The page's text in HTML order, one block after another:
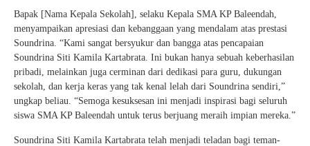
Bapak [Nama Kepala Sekolah], selaku Kepala SMA KP Baleendah,
menyampaikan apresiasi dan kebanggaan yang mendalam atas prestasi
Soundrina. “Kami sangat bersyukur dan bangga atas pencapaian
Soundrina Siti Kamila Kartabrata. Ini bukan hanya sebuah keberhasilan
pribadi, melainkan juga cerminan dari dedikasi para guru, dukungan
sekolah, dan kerja keras yang tak kenal lelah dari Soundrina sendiri,”
ungkap beliau. “Semoga kesuksesan ini menjadi inspirasi bagi seluruh
siswa SMA KP Baleendah untuk terus berjuang meraih impian mereka.”
Soundrina Siti Kamila Kartabrata telah menjadi teladan bagi teman-